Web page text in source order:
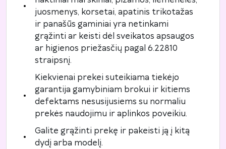
juosmenys, korsetai, apatinis trikotažas
ir panašūs gaminiai yra netinkami
grąžinti ar keisti dėl sveikatos apsaugos
ar higienos priežasčių pagal 6.22810
straipsnį.
Kiekvienai prekei suteikiama tiekėjo
garantija gamybiniam brokui ir kitiems
defektams nesusijusiems su normaliu
prekės naudojimu ir aplinkos poveikiu.
Galite grąžinti prekę ir pakeisti ją į kitą
dydį arba modelį.